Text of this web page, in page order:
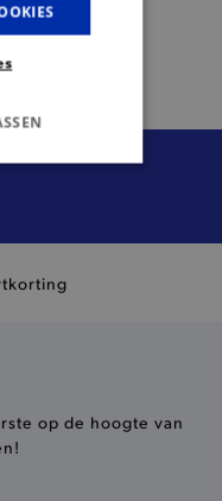
op de hoogte van